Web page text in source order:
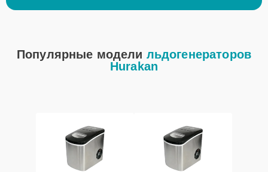
Популярные модели льдогенераторов
Hurakan